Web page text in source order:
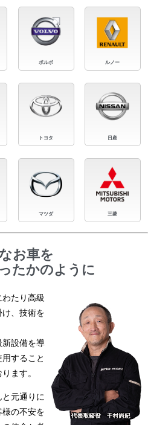
ボルボ ルノー
トヨタ 日産
マツダ 三菱
お車を
たかのように
たり高級
、技術を
新設備を導
すること
ます。
元通りに
の不安を